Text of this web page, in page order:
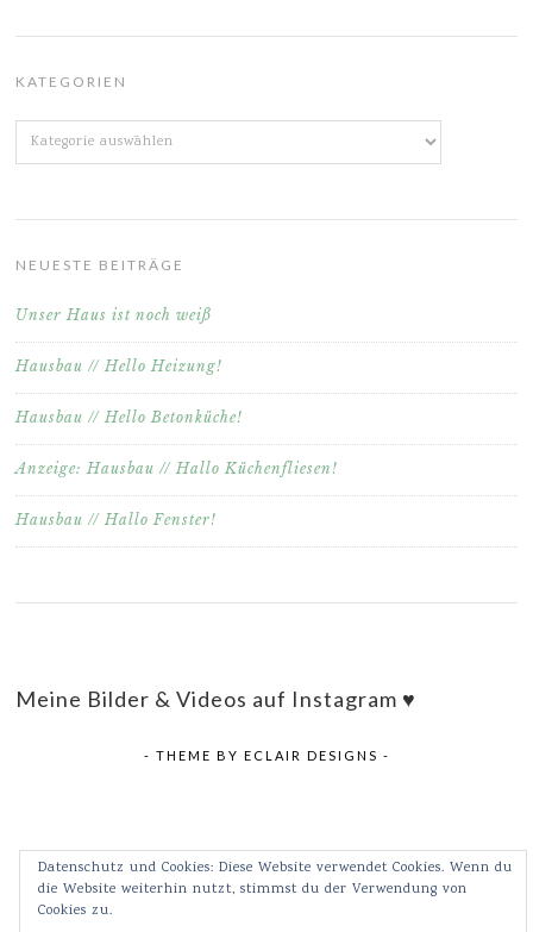
KATEGORIEN
Kategorien
NEUESTE BEITRÄGE
Unser Haus ist noch weiß
Hausbau // Hello Heizung!
Hausbau // Hello Betonküche!
Anzeige: Hausbau // Hallo Küchenfliesen!
Hausbau // Hallo Fenster!
Meine Bilder & Videos auf Instagram ♥
- THEME BY ECLAIR DESIGNS -
Datenschutz und Cookies: Diese Website verwendet Cookies. Wenn du
die Website weiterhin nutzt, stimmst du der Verwendung von
Cookies zu.